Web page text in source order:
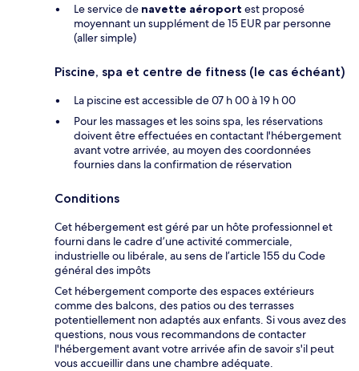
Le service de navette aéroport est proposé
moyennant un supplément de 15 EUR par personne
(aller simple)
Piscine, spa et centre de fitness (le cas échéant)
La piscine est accessible de 07 h 00 à 19 h 00
Pour les massages et les soins spa, les réservations
doivent être effectuées en contactant l'hébergement
avant votre arrivée, au moyen des coordonnées
fournies dans la confirmation de réservation
Conditions
Cet hébergement est géré par un hôte professionnel et
fourni dans le cadre d’une activité commerciale,
industrielle ou libérale, au sens de l’article 155 du Code
général des impôts
Cet hébergement comporte des espaces extérieurs
comme des balcons, des patios ou des terrasses
potentiellement non adaptés aux enfants. Si vous avez des
questions, nous vous recommandons de contacter
l'hébergement avant votre arrivée afin de savoir s'il peut
vous accueillir dans une chambre adéquate.